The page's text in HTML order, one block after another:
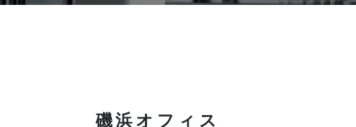
磯浜オフィス